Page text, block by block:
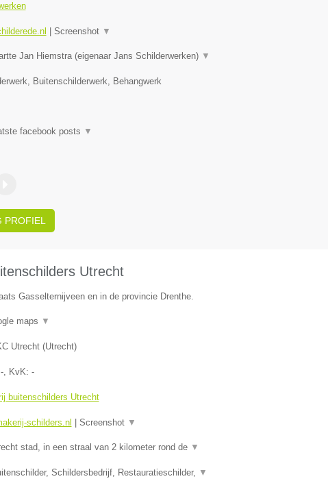
Screenshot ▼
Jan Hiemstra (eigenaar Jans Schilderwerken) ▼
Buitenschilderwerk, Behangwerk
facebook posts ▼
PROFIEL
Utrecht
Gasselternijveen en in de provincie Drenthe.
maps ▼
Utrecht(Utrecht)
-, KvK: -
buitenschilders Utrecht
schilders.nl Screenshot ▼
stad, in een straal van 2 kilometer rond de ▼
Schildersbedrijf, Restauratieschilder, ▼